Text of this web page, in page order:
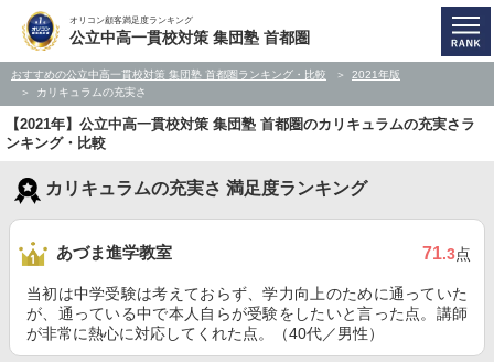
オリコン顧客満足度ランキング
公立中高一貫校対策 集団塾 首都圏
おすすめの公立中高一貫校対策 集団塾 首都圏ランキング・比較
2021年版
カリキュラムの充実さ
【2021年】公立中高一貫校対策 集団塾 首都圏のカリキュラムの充実さラ
ンキング・比較
カリキュラムの充実さ 満足度ランキング
あづま進学教室 71.3点
当初は中学受験は考えておらず、学力向上のために通っていた
が、通っている中で本人自らが受験をしたいと言った点。講師
が非常に熱心に対応してくれた点。（40代／男性）